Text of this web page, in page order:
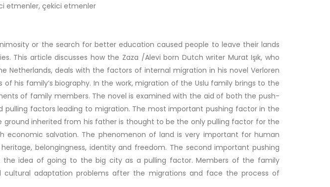
etmenler, çekici etmenler
or the search for better education caused people to leave their lands
This article discusses how the Zaza /Alevi born Dutch writer Murat Işık, who
Netherlands, deals with the factors of internal migration in his novel Verloren
his family’s biography. In the work, migration of the Uslu family brings to the
of family members. The novel is examined with the aid of both the push-
pulling factors leading to migration. The most important pushing factor in the
ground inherited from his father is thought to be the only pulling factor for the
economic salvation. The phenomenon of land is very important for human
belongingness, identity and freedom. The second important pushing
the idea of going to the big city as a pulling factor. Members of the family
cultural adaptation problems after the migrations and face the process of